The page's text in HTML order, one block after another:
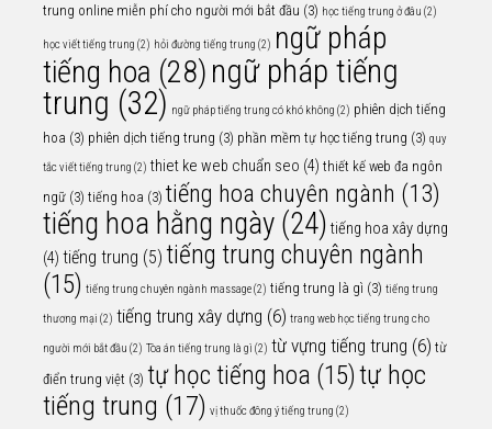
trung online miễn phí cho người mới bắt đầu (3) học tiếng trung ở đâu (2)
học viết tiếng trung (2) hỏi đường tiếng trung (2) ngữ pháp
tiếng hoa (28) ngữ pháp tiếng
trung (32) ngữ pháp tiếng trung có khó không (2) phiên dịch tiếng
hoa (3) phiên dịch tiếng trung (3) phần mềm tự học tiếng trung (3) quy
tắc viết tiếng trung (2) thiet ke web chuẩn seo (4) thiết kế web đa ngôn
ngữ (3) tiếng hoa (3) tiếng hoa chuyên ngành (13)
tiếng hoa hằng ngày (24) tiếng hoa xây dựng
(4) tiếng trung (5) tiếng trung chuyên ngành
(15) tiếng trung chuyên ngành massage(2) tiếng trung là gì (3) tiếng trung
thương mại (2) tiếng trung xây dựng (6) trang web học tiếng trung cho
người mới bắt đầu (2) Tòa án tiếng trung là gì (2) từ vựng tiếng trung (6) từ
điển trung việt (3) tự học tiếng hoa (15)tự học
tiếng trung (17) vị thuốc đông ý tiếng trung (2)